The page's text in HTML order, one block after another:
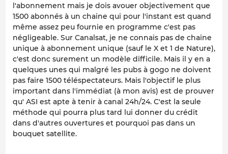
l'abonnement mais je dois avouer objectivement que
1500 abonnés à un chaine qui pour l'instant est quand
même assez peu fournie en programme c'est pas
négligeable. Sur Canalsat, je ne connais pas de chaine
unique à abonnement unique (sauf le X et 1 de Nature),
c'est donc surement un modèle difficile. Mais il y en a
quelques unes qui malgré les pubs à gogo ne doivent
pas faire 1500 téléspectateurs. Mais l'objectif le plus
important dans l'immédiat (à mon avis) est de prouver
qu' ASI est apte à tenir à canal 24h/24. C'est la seule
méthode qui pourra plus tard lui donner du crédit
dans d'autres ouvertures et pourquoi pas dans un
bouquet satellite.